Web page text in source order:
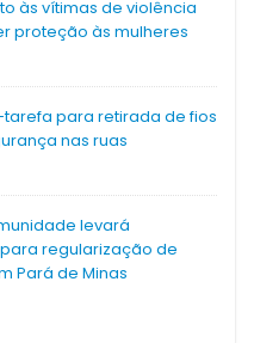
às vítimas de violência
proteção às mulheres
para retirada de fios
nas ruas
levará
regularização de
Pará de Minas